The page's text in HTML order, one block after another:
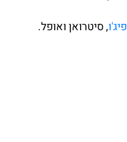
פיג'ו, סיטרואן ואופל.